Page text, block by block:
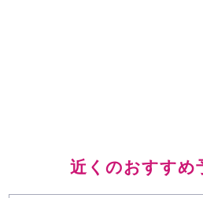
近くのおすすめ